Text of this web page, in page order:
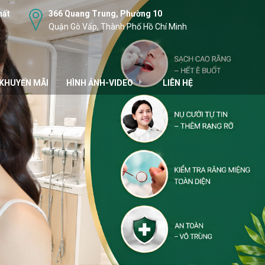
366 Quang Trung, Phường 10
Quận Gò Vấp, Thành Phố Hồ Chí Minh
MÃI HÌNH ẢNH-VIDEO
HÌNH ẢNH
VIDEO
LIÊN HỆ